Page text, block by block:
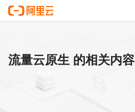
流量云原生 的相关内容